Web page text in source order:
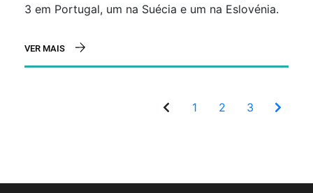
3 em Portugal, um na Suécia e um na Eslovénia.
VER MAIS
1 2 3